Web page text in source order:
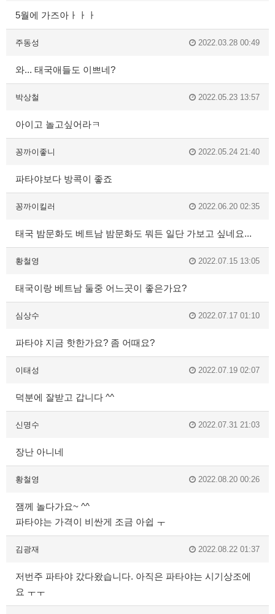
5월에 가즈아ㅏㅏㅏ
주동성 2022.03.28 00:49
와... 태국애들도 이쁘네?
박상철 2022.05.23 13:57
아이고 놀고싶어라ㅋ
꽁까이좋니 2022.05.24 21:40
파타야보다 방콕이 좋죠
꽁까이킬러 2022.06.20 02:35
태국 밤문화도 베트남 밤문화도 뭐든 일단 가보고 싶네요...
황철영 2022.07.15 13:05
태국이랑 베트남 둘중 어느곳이 좋은가요?
심상수 2022.07.17 01:10
파타야 지금 핫한가요? 좀 어때요?
이태성 2022.07.19 02:07
덕분에 잘받고 갑니다 ^^
신명수 2022.07.31 21:03
장난 아니네
황철영 2022.08.20 00:26
잼께 놀다가요~ ^^
파타야는 가격이 비싼게 조금 아쉽 ㅜ
김광재 2022.08.22 01:37
저번주 파타야 갔다왔습니다. 아직은 파타야는 시기상조에
요 ㅜㅜ